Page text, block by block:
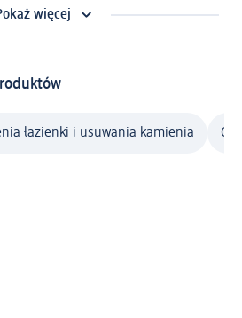
więcej
łazienki i usuwania kamienia